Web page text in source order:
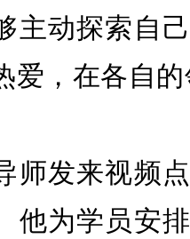
主动探索自
爱，在各自
师发来视频
他为学员安